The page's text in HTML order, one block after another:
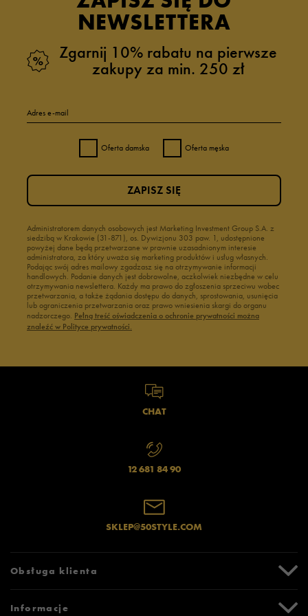
NEWSLETTERA
Zgarnij 10% rabatu na pierwsze
zakupy za min. 250 zł
Adres e-mail
Oferta damska Oferta męska
Administratorem danych osobowych jest Marketing Investment Group S.A. z
siedzibą w Krakowie (31-871), os. Dywizjonu 303 paw. 1, udostępnione
powyżej dane będą przetwarzane w prawnie uzasadnionym interesie
administratora, za który uważa się marketing produktów i usług własnych.
Podając swój adres mailowy zgadzasz się na otrzymywanie informacji
handlowych. Podanie danych jest dobrowolne, aczkolwiek niezbędne w celu
otrzymywania newslettera. Każdy ma prawo do zgłoszenia sprzeciwu wobec
przetwarzania, a także żądania dostępu do danych, sprostowania, usunięcia
lub ograniczenia przetwarzania oraz prawo wniesienia skargi do organu
nadzorczego. Pełną treść oświadczenia o ochronie prywatności można
znaleźć w Polityce prywatności.
ZAPISZ SIĘ
CHAT
12 681 84 90
SKLEP@50STYLE.COM
Obsługa klienta
Informacje